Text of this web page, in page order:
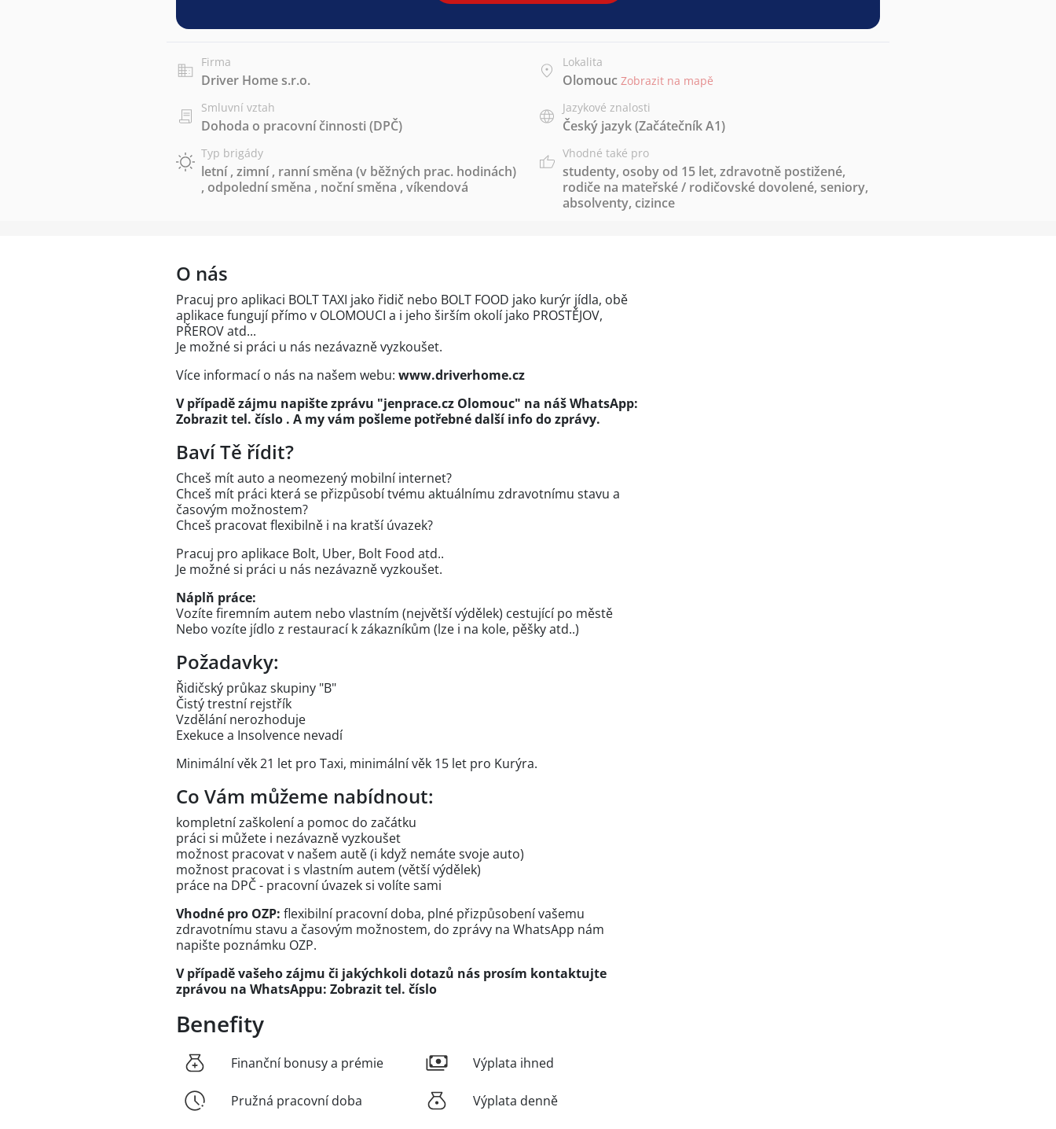
Firma
Driver Home s.r.o.
Lokalita
Olomouc Zobrazit na mapě
Smluvní vztah
Dohoda o pracovní činnosti (DPČ)
Jazykové znalosti
Český jazyk(Začátečník A1)
Typ brigády
letní , zimní , ranní směna (v běžných prac. hodinách)
, odpolední směna , noční směna , víkendová
Vhodné také pro
studenty, osoby od 15 let, zdravotně postižené,
rodiče na mateřské / rodičovské dovolené, seniory,
absolventy, cizince
O nás
Pracuj pro aplikaci BOLT TAXI jako řidič nebo BOLT FOOD jako kurýr jídla, obě
aplikace fungují přímo v OLOMOUCI a i jeho širším okolí jako PROSTĚJOV,
PŘEROV atd...
Je možné si práci u nás nezávazně vyzkoušet.
Více informací o nás na našem webu: www.driverhome.cz
V případě zájmu napište zprávu "jenprace.cz Olomouc" na náš WhatsApp:
Zobrazit tel. číslo . A my vám pošleme potřebné další info do zprávy.
Baví Tě řídit?
Chceš mít auto a neomezený mobilní internet?
Chceš mít práci která se přizpůsobí tvému aktuálnímu zdravotnímu stavu a
časovým možnostem?
Chceš pracovat flexibilně i na kratší úvazek?
Pracuj pro aplikace Bolt, Uber, Bolt Food atd..
Je možné si práci u nás nezávazně vyzkoušet.
Náplň práce:
Vozíte firemním autem nebo vlastním (největší výdělek) cestující po městě
Nebo vozíte jídlo z restaurací k zákazníkům (lze i na kole, pěšky atd..)
Požadavky:
Řidičský průkaz skupiny "B"
Čistý trestní rejstřík
Vzdělání nerozhoduje
Exekuce a Insolvence nevadí
Minimální věk 21 let pro Taxi, minimální věk 15 let pro Kurýra.
Co Vám můžeme nabídnout:
kompletní zaškolení a pomoc do začátku
práci si můžete i nezávazně vyzkoušet
možnost pracovat v našem autě (i když nemáte svoje auto)
možnost pracovat i s vlastním autem (větší výdělek)
práce na DPČ - pracovní úvazek si volíte sami
Vhodné pro OZP: flexibilní pracovní doba, plné přizpůsobení vašemu
zdravotnímu stavu a časovým možnostem, do zprávy na WhatsApp nám
napište poznámku OZP.
V případě vašeho zájmu či jakýchkoli dotazů nás prosím kontaktujte
zprávou na WhatsAppu: Zobrazit tel. číslo
Benefity
Finanční bonusy a prémie
Pružná pracovní doba
Výplata ihned
Výplata denně